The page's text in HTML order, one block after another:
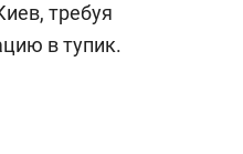
требуя
в тупик.